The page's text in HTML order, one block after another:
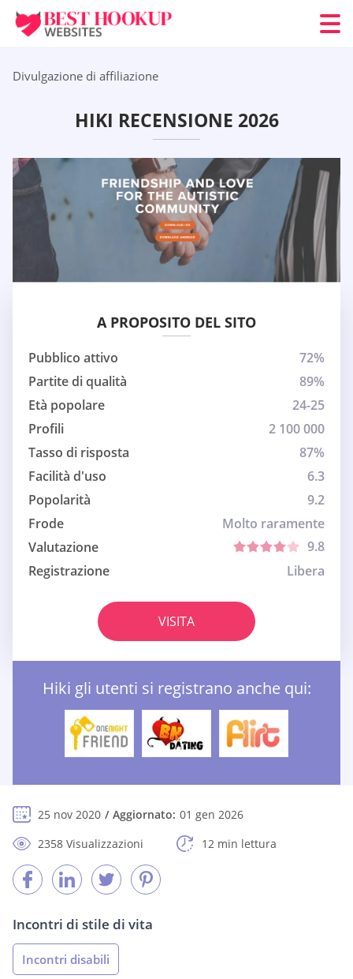
Divulgazione di affiliazione
HIKI RECENSIONE 2026
A PROPOSITO DEL SITO
Pubblico attivo
72%
Partite di qualità
89%
Età popolare
24-25
Profili
2 100 000
Tasso di risposta
87%
Facilità d'uso
6.3
Popolarità
9.2
Frode
Molto raramente
Valutazione
9.8
Registrazione
Libera
VISITA
Hiki gli utenti si registrano anche qui:
25 nov 2020 Aggiornato: 01 gen 2026
2358 Visualizzazioni
12 min lettura
Incontri di stile di vita
Incontri disabili